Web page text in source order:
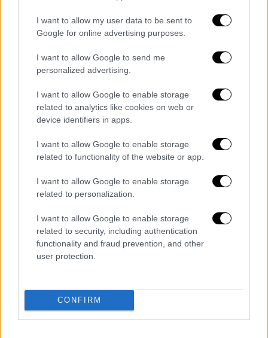
I want to allow my user data to be sent to
Google for online advertising purposes.
I want to allow Google to send me
personalized advertising.
I want to allow Google to enable storage
related to analytics like cookies on web or
device identifiers in apps.
I want to allow Google to enable storage
related to functionality of the website or app.
I want to allow Google to enable storage
related to personalization.
I want to allow Google to enable storage
related to security, including authentication
functionality and fraud prevention, and other
user protection.
CONFIRM
μοτοσυκλετών - μοτοποδηλάτων, με
κύρια κατοικία στην υπόλοιπη Ελλάδα.
διαμορφώνεται σε
ευρώ , εφόσον ο δικαιούχος επιλέξει
κατάθεση σε τραπεζικό λογαριασμό
35 ευρώμε τη χρήση ψηφιακής
χρεωστικής κάρτας για δικαιούχους
ιδιοκτήτες μοτοσυκλετών -
μοτοποδηλάτων, με κατοικία στις
Περιφέρειες Βορείου Αιγαίου, Νοτίου
Αιγαίου, Ιονίων Νήσων, Κρήτης, στην
Περιφερειακή Ενότητα Νήσων της
Περιφέρειας Αττικής, στην
Περιφερειακή Ενότητα Σποράδων της
Περιφέρειας Θεσσαλίας, στην
Περιφερειακή Ενότητα Θάσου της
Περιφέρειας Ανατολικής Μακεδονίας
Περιφερειακής Ενότητας Εύβοιας της
Περιφέρειας Στερεάς Ελλάδας, στη